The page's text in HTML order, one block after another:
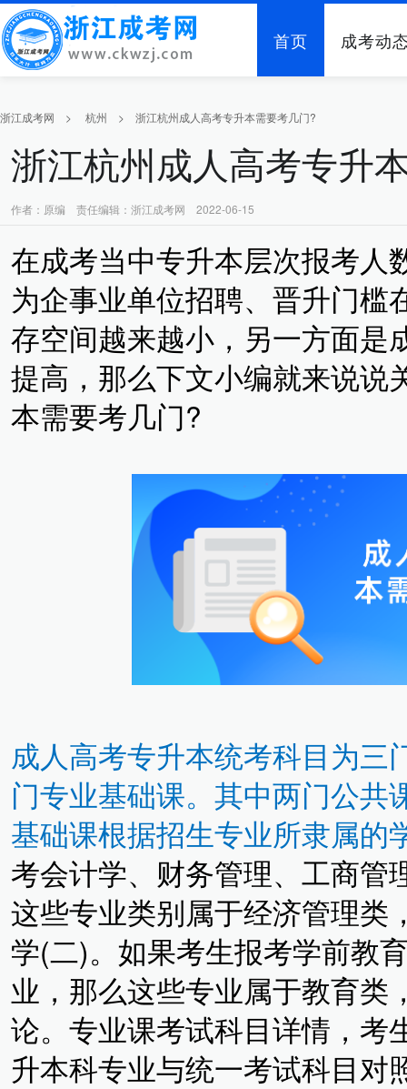
首页 成考动
浙江成考网 > 杭州 > 浙江杭州成人高考专升本需要考几门?
浙江杭州成人高考专升
作者：原编 责任编辑：浙江成考网 2022-06-15
在成考当中专升本层次报考人
为企事业单位招聘、晋升门槛
存空间越来越小，另一方面是
提高，那么下文小编就来说说
本需要考几门?
成人高考专升本统考科目为三
门专业基础课。其中两门公共
基础课根据招生专业所隶属的
考会计学、财务管理、工商管
这些专业类别属于经济管理类
学(二)。如果考生报考学前教
业，那么这些专业属于教育类
论。专业课考试科目详情，考
升本科专业与统一考试科目对